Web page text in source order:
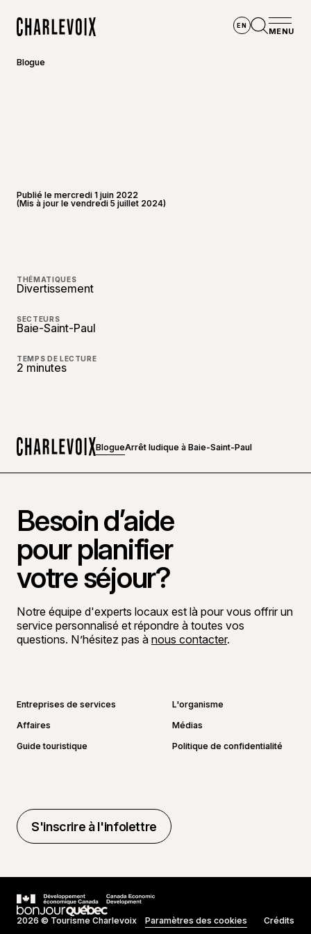
EN
MENU
Blogue
Publié le mercredi 1 juin 2022
(Mis à jour le vendredi 5 juillet 2024)
THÉMATIQUES
Divertissement
SECTEURS
Baie-Saint-Paul
TEMPS DE LECTURE
2 minutes
BlogueArrêt ludique à Baie-Saint-Paul
Besoin d’aide
pour planifier
votre séjour?
Notre équipe d'experts locaux est là pour vous offrir un
service personnalisé et répondre à toutes vos
questions. N’hésitez pas à nous contacter.
Entreprises de services
L'organisme
Affaires
Médias
Guide touristique
Politique de confidentialité
S'inscrire à l'infolettre
S'inscrire à l'infolettre
2026 © Tourisme Charlevoix Paramètres des cookies Crédits